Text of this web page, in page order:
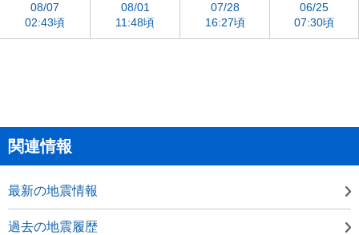
08/07
02:43頃
08/01
11:48頃
07/28
16:27頃
06/25
07:30頃
関連情報
最新の地震情報
過去の地震履歴